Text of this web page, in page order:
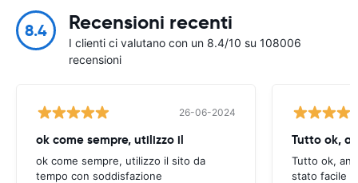
8.4 Recensioni recenti
I clienti ci valutano con un 8.4/10 su 108006
recensioni
26-06-2024
ok come sempre, utilizzo il
ok come sempre, utilizzo il sito da
tempo con soddisfazione
Tutto ok,
Tutto ok,
stato facile